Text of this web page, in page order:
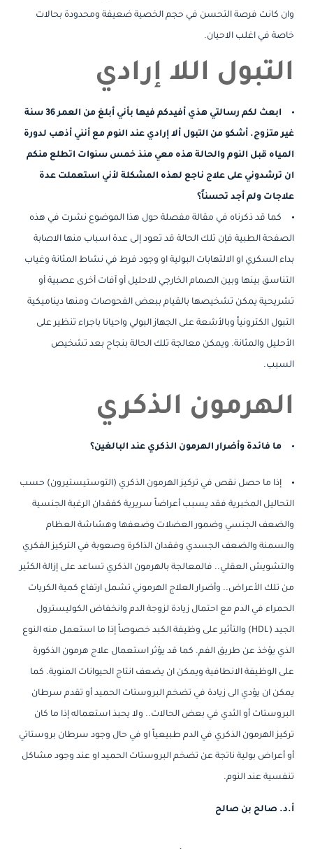
وان كانت فرصة التحسن في حجم الخصية ضعيفة ومحدودة بحالات
خاصة في اغلب الاحيان.
التبول اللا إرادي
ابعث لكم رسالتي هذي أفيدكم فيها بأني أبلغ من العمر 36 سنة
غير متزوج. أشكو من التبول ألا إرادي عند النوم مع أنني أذهب لدورة
المياه قبل النوم والحالة هذه معي منذ خمس سنوات اتطلع منكم
ان ترشدوني على علاج ناجع لهذه المشكلة لأني استعملت عدة
علاجات ولم أجد تحسناً؟
كما قد ذكرناه في مقالة مفصلة حول هذا الموضوع نشرت في هذه
الصفحة الطبية فإن تلك الحالة قد تعود إلى عدة اسباب منها الاصابة
بداء السكري او الالتهابات البولية او وجود فرط في نشاط المثانة وغياب
التناسق بينها وبين الصمام الخارجي للاحليل أو آفات أخرى عصبية أو
تشريحية يمكن تشخيصها بالقيام ببعض الفحوصات ومنها ديناميكية
التبول الكترونياً وبالأشعة على الجهاز البولي واحيانا باجراء تنظير على
الأحليل والمثانة. ويمكن معالجة تلك الحالة بنجاح بعد تشخيص
السبب.
الهرمون الذكري
ما فائدة وأضرار الهرمون الذكري عند البالغين؟
إذا ما حصل نقص في تركيز الهرمون الذكري (التوستيستيرون) حسب
التحاليل المخبرية فقد يسبب أعراضاً سريرية كفقدان الرغبة الجنسية
والضعف الجنسي وضمور العضلات وضعفها وهشاشة العظام
والسمنة والضعف الجسدي وفقدان الذاكرة وصعوبة في التركيز الفكري
والتشويش العقلي.. فالمعالجة بالهرمون الذكري تساعد على إزالة الكثير
من تلك الأعراض.. وأضرار العلاج الهرموني تشمل ارتفاع كمية الكريات
الحمراء في الدم مع احتمال زيادة لزوجة الدم وانخفاض الكوليسترول
الجيد (HDL) والتأثير على وظيفة الكبد خصوصاً إذا ما استعمل منه النوع
الذي يؤخذ عن طريق الفم. كما قد يؤثر استعمال علاج هرمون الذكورة
على الوظيفة الانطافية ويمكن ان يضعف انتاج الحيوانات المنوية. كما
يمكن ان يؤدي الى زيادة في تضخم البروستات الحميد أو تقدم سرطان
البروستات أو الثدي في بعض الحالات.. ولا يحبذ استعماله إذا ما كان
تركيز الهرمون الذكري في الدم طبيعياً او في حال وجود سرطان بروستاتي
أو أعراض بولية ناتجة عن تضخم البروستات الحميد او عند وجود مشاكل
تنفسية عند النوم.
أ.د. صالح بن صالح